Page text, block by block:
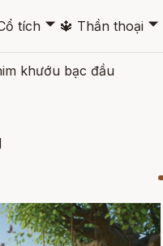
tích 🞃 🔱 Thần thoại 🞃
khướu bạc đầu